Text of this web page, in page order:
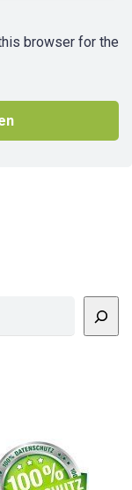
browser for the